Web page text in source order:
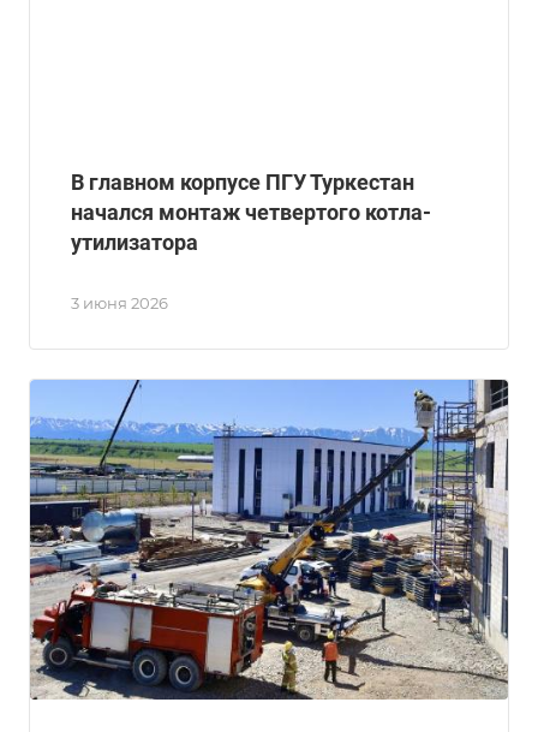
3 июня 2026
В главном корпусе ПГУ Туркестан
начался монтаж четвертого котла-
утилизатора